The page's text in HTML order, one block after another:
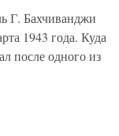
Г. Бахчиванджи
1943 года. Куда
после одного из